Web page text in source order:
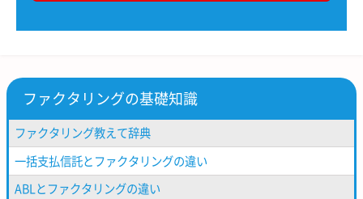
ファクタリングの基礎知識
ファクタリング教えて辞典
一括支払信託とファクタリングの違い
ABLとファクタリングの違い